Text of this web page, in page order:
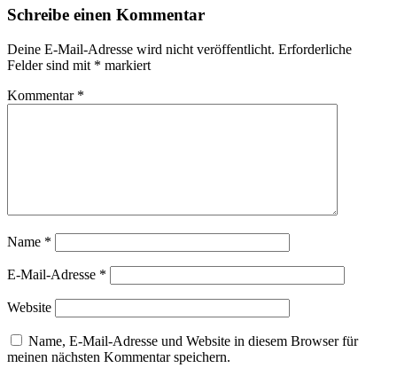
Schreibe einen Kommentar
Deine E-Mail-Adresse wird nicht veröffentlicht. Erforderliche
Felder sind mit * markiert
Kommentar *
Name *
E-Mail-Adresse *
Website
Name, E-Mail-Adresse und Website in diesem Browser für
meinen nächsten Kommentar speichern.